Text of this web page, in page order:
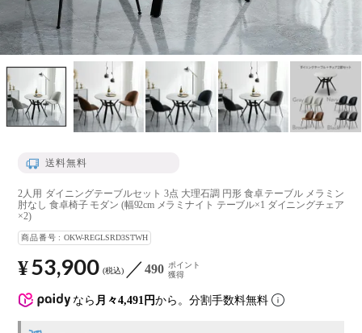
送料無料
2人用 ダイニングテーブルセット 3点 大理石調 円形 食卓テーブル メラミン
肘なし 食卓椅子 モダン (幅92cm メラミナイト テーブル×1 ダイニングチェア
×2)
商品番号 OKW-REGLSRD3STWH
なら 月々4,491円から。分割手数料無料
¥53,900 税込 490 ポイント
獲得